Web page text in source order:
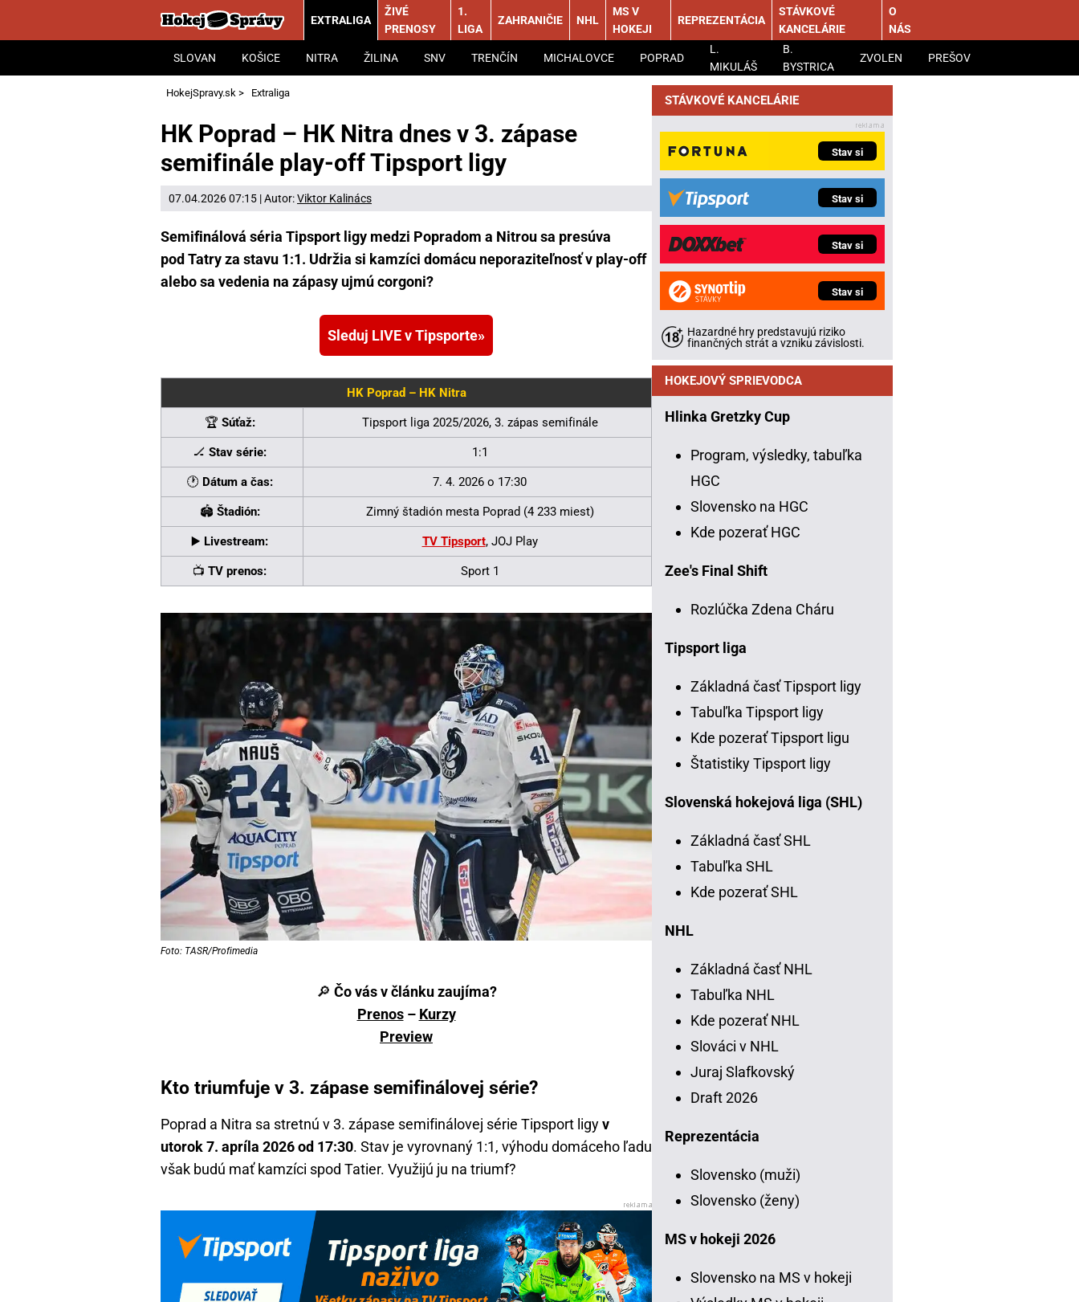
EXTRALIGA
SLOVAN KOŠICE NITRA ŽILINA SNV TRENČÍN MICHALOVCE POPRAD
L.
MIKULÁŠ
B.
BYSTRICA
ZVOLEN PREŠOV
ŽIVÉ
PRENOSY
1.
LIGA
ZAHRANIČIE NHL
MS V
HOKEJI
REPREZENTÁCIA
STÁVKOVÉ
KANCELÁRIE
O
NÁS
HokejSpravy.sk > Extraliga
HK Poprad – HK Nitra dnes v 3. zápase
semifinále play-off Tipsport ligy
07.04.2026 07:15 | Autor:Viktor Kalinács
Semifinálová séria Tipsport ligy medzi Popradom a Nitrou sa presúva
pod Tatry za stavu 1:1. Udržia si kamzíci domácu neporaziteľnosť v play-off
alebo sa vedenia na zápasy ujmú corgoni?
Sleduj LIVE v Tipsporte
HK Poprad – HK Nitra
🏆 Súťaž: Tipsport liga 2025/2026, 3. zápas semifinále
🏒 Stav série: 1:1
🕐 Dátum a čas: 7. 4. 2026 o 17:30
🏟 Štadión: Zimný štadión mesta Poprad (4 233 miest)
▶️ Livestream: TV Tipsport, JOJ Play
📺 TV prenos: Sport 1
Foto: TASR/Profimedia
🔎 Čo vás v článku zaujíma?
Prenos– Kurzy
Preview
Kto triumfuje v 3. zápase semifinálovej série?
Poprad a Nitra sa stretnú v 3. zápase semifinálovej série Tipsport ligyv
utorok 7. apríla 2026 od 17:30. Stav je vyrovnaný 1:1, výhodu domáceho ľadu
však budú mať kamzíci spod Tatier. Využijú ju na triumf?
STÁVKOVÉ KANCELÁRIE
Stav si
Stav si
Stav si
Stav si
Hazardné hry predstavujú riziko
finančných strát a vzniku závislosti.
HOKEJOVÝ SPRIEVODCA
Hlinka Gretzky Cup
Program, výsledky, tabuľka
HGC
Slovensko na HGC
Kde pozerať HGC
Zee's Final Shift
Rozlúčka Zdena Cháru
Tipsport liga
Základná časť Tipsport ligy
Tabuľka Tipsport ligy
Kde pozerať Tipsport ligu
Štatistiky Tipsport ligy
Slovenská hokejová liga (SHL)
Základná časť SHL
Tabuľka SHL
Kde pozerať SHL
NHL
Základná časť NHL
Tabuľka NHL
Kde pozerať NHL
Slováci v NHL
Juraj Slafkovský
Draft 2026
Reprezentácia
Slovensko (muži)
Slovensko (ženy)
MS v hokeji 2026
Slovensko na MS v hokeji